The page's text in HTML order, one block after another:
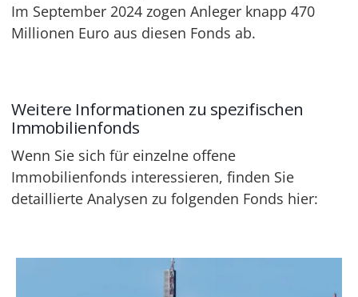
Im September 2024 zogen Anleger knapp 470
Millionen Euro aus diesen Fonds ab.
Weitere Informationen zu spezifischen
Immobilienfonds
Wenn Sie sich für einzelne offene
Immobilienfonds interessieren, finden Sie
detaillierte Analysen zu folgenden Fonds hier: